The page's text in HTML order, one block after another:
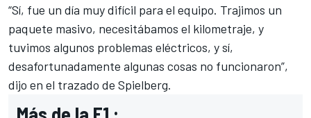
“Sí, fue un día muy difícil para el equipo. Trajimos un
paquete masivo, necesitábamos el kilometraje, y
tuvimos algunos problemas eléctricos, y sí,
desafortunadamente algunas cosas no funcionaron”,
dijo en el trazado de Spielberg.